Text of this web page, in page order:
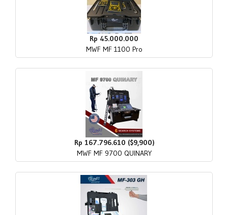
Rp 45.000.000
MWF MF 1100 Pro
Rp 167.796.610 ($9,900)
MWF MF 9700 QUINARY